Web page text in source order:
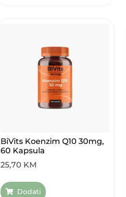
BiVits Koenzim Q10 30mg,
60 Kapsula
25,70 KM
Dodati